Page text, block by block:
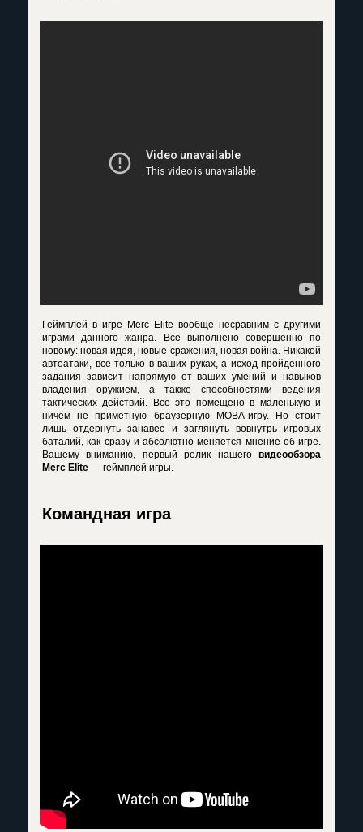
Геймплей в игре Merc Elite вообще несравним с другими
играми данного жанра. Все выполнено совершенно по
новому: новая идея, новые сражения, новая война. Никакой
автоатаки, все только в ваших руках, а исход пройденного
задания зависит напрямую от ваших умений и навыков
владения оружием, а также способностями ведения
тактических действий. Все это помещено в маленькую и
ничем не приметную браузерную МОВА-игру. Но стоит
лишь отдернуть занавес и заглянуть вовнутрь игровых
баталий, как сразу и абсолютно меняется мнение об игре.
Вашему вниманию, первый ролик нашего видеообзора
Merc Elite — геймплей игры.
Командная игра